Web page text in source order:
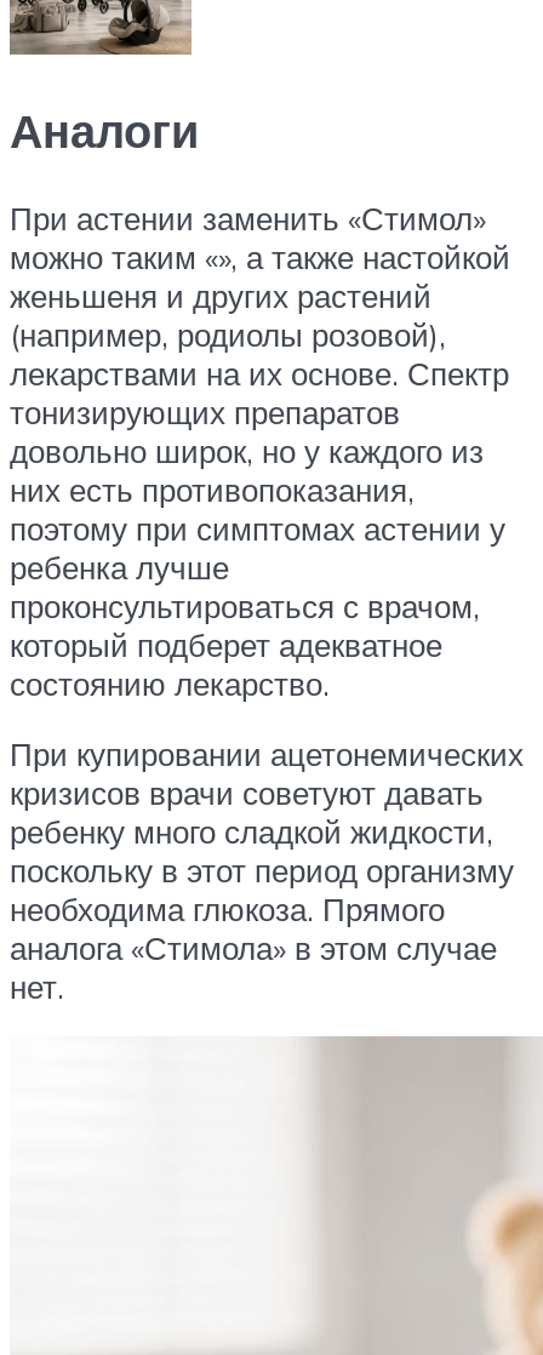
Аналоги
При астении заменить «Стимол»
можно таким «», а также настойкой
женьшеня и других растений
(например, родиолы розовой),
лекарствами на их основе. Спектр
тонизирующих препаратов
довольно широк, но у каждого из
них есть противопоказания,
поэтому при симптомах астении у
ребенка лучше
проконсультироваться с врачом,
который подберет адекватное
состоянию лекарство.
При купировании ацетонемических
кризисов врачи советуют давать
ребенку много сладкой жидкости,
поскольку в этот период организму
необходима глюкоза. Прямого
аналога «Стимола» в этом случае
нет.